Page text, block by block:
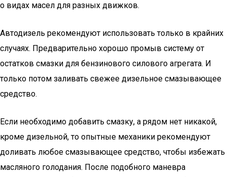
о видах масел для разных движков.
Автодизель рекомендуют использовать только в крайних
случаях. Предварительно хорошо промыв систему от
остатков смазки для бензинового силового агрегата. И
только потом заливать свежее дизельное смазывающее
средство.
Если необходимо добавить смазку, а рядом нет никакой,
кроме дизельной, то опытные механики рекомендуют
доливать любое смазывающее средство, чтобы избежать
масляного голодания. После подобного маневра